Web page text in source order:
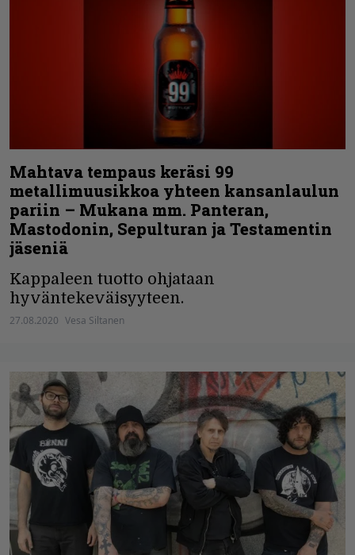
Mahtava tempaus keräsi 99
metallimuusikkoa yhteen kansanlaulun
pariin – Mukana mm. Panteran,
Mastodonin, Sepulturan ja Testamentin
jäseniä
Kappaleen tuotto ohjataan
hyväntekeväisyyteen.
27.08.2020 Vesa Siltanen